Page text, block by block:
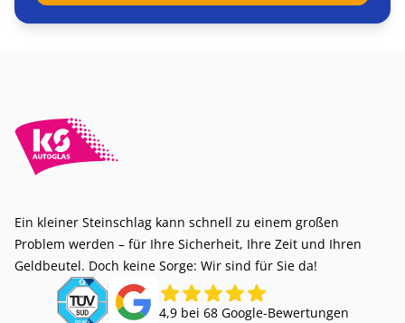
Ein kleiner Steinschlag kann schnell zu einem großen
Problem werden – für Ihre Sicherheit, Ihre Zeit und Ihren
Geldbeutel. Doch keine Sorge: Wir sind für Sie da!
4,9 bei 68 Google-Bewertungen